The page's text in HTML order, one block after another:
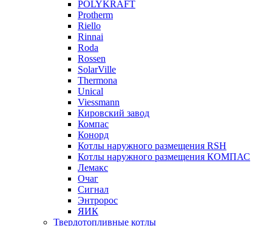
POLYKRAFT
Protherm
Riello
Rinnai
Roda
Rossen
SolarVille
Thermona
Unical
Viessmann
Кировский завод
Компас
Конорд
Котлы наружного размещения RSH
Котлы наружного размещения КОМПАС
Лемакс
Очаг
Сигнал
Энтророс
ЯИК
Твердотопливные котлы